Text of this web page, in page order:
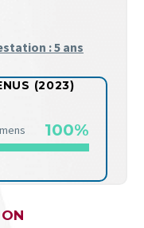
: 5 ans
(2023)
100%